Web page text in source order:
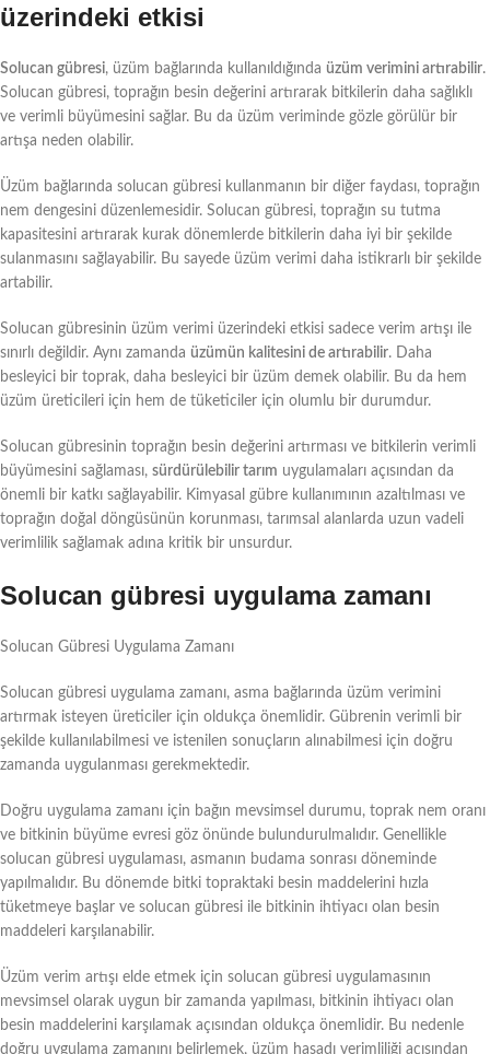
üzerindeki etkisi
Solucan gübresi, üzüm bağlarında kullanıldığında üzüm verimini artırabilir.
Solucan gübresi, toprağın besin değerini artırarak bitkilerin daha sağlıklı
ve verimli büyümesini sağlar. Bu da üzüm veriminde gözle görülür bir
artışa neden olabilir.
Üzüm bağlarında solucan gübresi kullanmanın bir diğer faydası, toprağın
nem dengesini düzenlemesidir. Solucan gübresi, toprağın su tutma
kapasitesini artırarak kurak dönemlerde bitkilerin daha iyi bir şekilde
sulanmasını sağlayabilir. Bu sayede üzüm verimi daha istikrarlı bir şekilde
artabilir.
Solucan gübresinin üzüm verimi üzerindeki etkisi sadece verim artışı ile
sınırlı değildir. Aynı zamanda üzümün kalitesini de artırabilir. Daha
besleyici bir toprak, daha besleyici bir üzüm demek olabilir. Bu da hem
üzüm üreticileri için hem de tüketiciler için olumlu bir durumdur.
Solucan gübresinin toprağın besin değerini artırması ve bitkilerin verimli
büyümesini sağlaması, sürdürülebilir tarım uygulamaları açısından da
önemli bir katkı sağlayabilir. Kimyasal gübre kullanımının azaltılması ve
toprağın doğal döngüsünün korunması, tarımsal alanlarda uzun vadeli
verimlilik sağlamak adına kritik bir unsurdur.
Solucan gübresi uygulama zamanı
Solucan Gübresi Uygulama Zamanı
Solucan gübresi uygulama zamanı, asma bağlarında üzüm verimini
artırmak isteyen üreticiler için oldukça önemlidir. Gübrenin verimli bir
şekilde kullanılabilmesi ve istenilen sonuçların alınabilmesi için doğru
zamanda uygulanması gerekmektedir.
Doğru uygulama zamanı için bağın mevsimsel durumu, toprak nem oranı
ve bitkinin büyüme evresi göz önünde bulundurulmalıdır. Genellikle
solucan gübresi uygulaması, asmanın budama sonrası döneminde
yapılmalıdır. Bu dönemde bitki topraktaki besin maddelerini hızla
tüketmeye başlar ve solucan gübresi ile bitkinin ihtiyacı olan besin
maddeleri karşılanabilir.
Üzüm verim artışı elde etmek için solucan gübresi uygulamasının
mevsimsel olarak uygun bir zamanda yapılması, bitkinin ihtiyacı olan
besin maddelerini karşılamak açısından oldukça önemlidir. Bu nedenle
doğru uygulama zamanını belirlemek, üzüm hasadı verimliliği açısından